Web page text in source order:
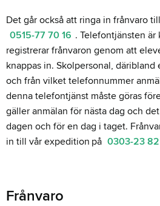
Det går också att ringa in frånvaro
0515-77 70 16 . Telefontjänsten
registrerar frånvaron genom att
knappas in. Skolpersonal, däribland
och från vilket telefonnummer
denna telefontjänst måste göras
gäller anmälan för nästa dag och
dagen och för en dag i taget.
in till vår expedition på 0303-23
Frånvaro